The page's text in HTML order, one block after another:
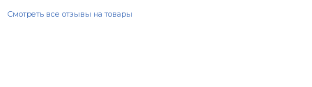
Смотреть все отзывы на товары